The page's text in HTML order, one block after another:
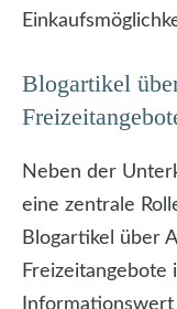
Blogartikel
Neben der
eine zentrale
Blogartikel über
Freizeitangebote